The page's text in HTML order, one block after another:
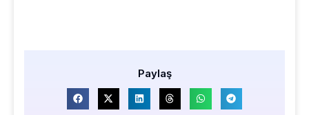
Paylaş